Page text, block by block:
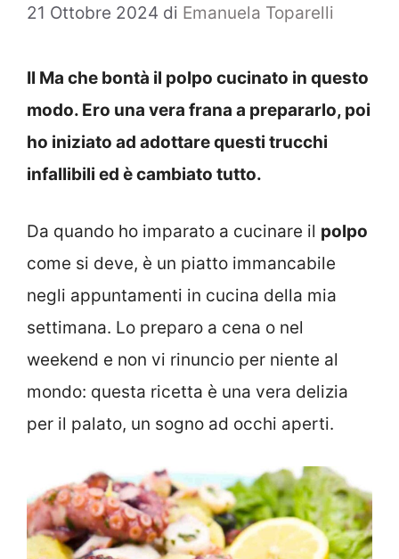
21 Ottobre 2024 di Emanuela Toparelli
Il Ma che bontà il polpo cucinato in questo
modo. Ero una vera frana a prepararlo, poi
ho iniziato ad adottare questi trucchi
infallibili ed è cambiato tutto.
Da quando ho imparato a cucinare il polpo
come si deve, è un piatto immancabile
negli appuntamenti in cucina della mia
settimana. Lo preparo a cena o nel
weekend e non vi rinuncio per niente al
mondo: questa ricetta è una vera delizia
per il palato, un sogno ad occhi aperti.